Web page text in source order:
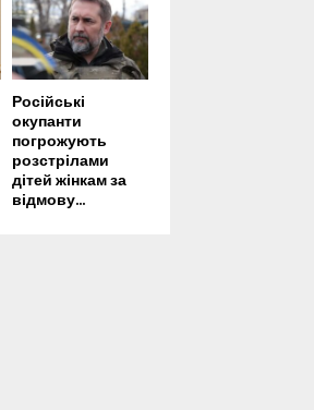
Російські
окупанти
погрожують
розстрілами
дітей жінкам за
відмову...